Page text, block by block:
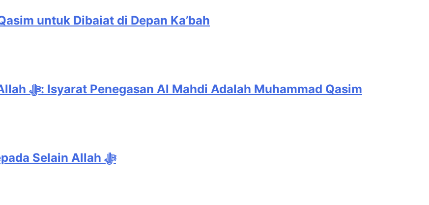
untuk Dibaiat di Depan Ka’bah
Deklarasi Kenabian Al-Mahdi di Rumah Allah ﷻ: Isyarat Penegasan Al Mahdi Adalah Muhammad Qasim
Isyarat Dilarang Menundukkan Badan kepada Selain Allah ﷻ